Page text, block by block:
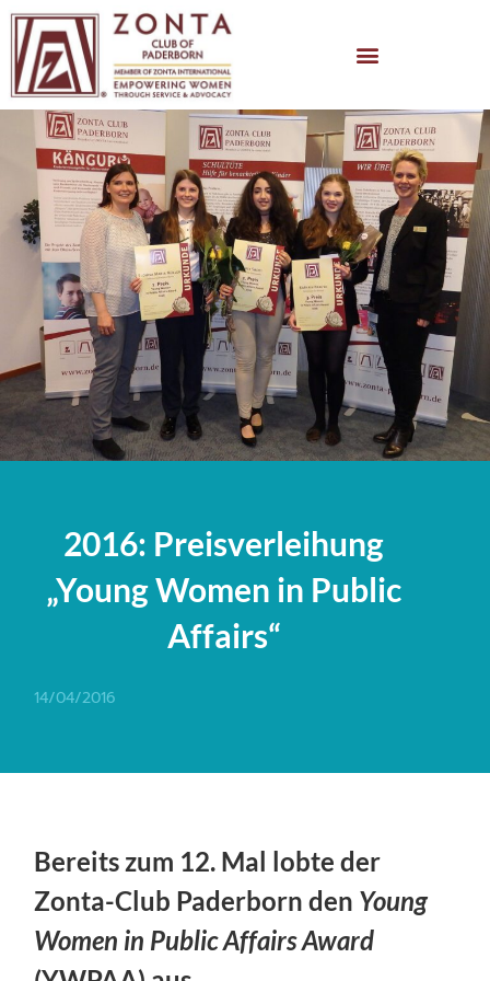
2016: Preisverleihung
„Young Women in Public
Affairs“
14/04/2016
Bereits zum 12. Mal lobte der
Zonta-Club Paderborn den Young
Women in Public Affairs Award